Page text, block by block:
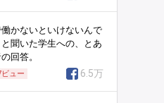
働かないといけないんで
聞いた学生への、とあ
回答。
ビュー 6.5万